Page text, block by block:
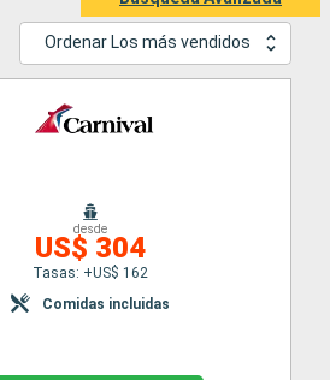
Ordenar Los más vendidos
desde
US$ 304
Tasas: +US$ 162
Comidas incluidas